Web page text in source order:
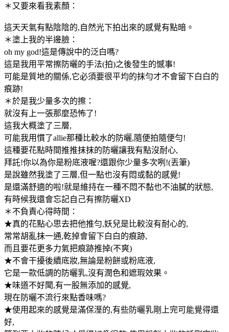
＊又要來看我素顏：
這天天氣有點陰陰的,自然光下拍出來的感覺有點暗。
＊塗上我的半邊臉：
oh my god!這是傳說中的泛白嗎?
這是我用平常擦防曬的手法(拍)之後發生的憾事!
可能是質地的關係,它必須要很平均的抹勻才不會留下白白的
痕跡!
＊於是我少量多次的擦：
就沒有上一張那麼恐怖了!
這我大概塗了三層,
可能我用慣了allie那種比較水的防曬,隨便拍隨便勻!
這種要花點時間推推抹抹的防曬讓我有點沒耐心,
拜託!你以為你是粉底液喔?還跟你少量多次咧!(丟筆)
是說雖然我塗了三層,但一點也沒有悶或黏的感覺!
是還滿舒適的啦!就是維持在一種不悶不黏也不油膩的狀態,
有時候我還會忘記自己有擦防曬XD
＊不負責心得時間：
★真的花點心思去把他推勻,妖兒是比較沒有耐心的,
常常胡亂抹一通,乾掉會留下白白的痕跡,
而且要花更多力氣把痕跡推掉(不爽)
★不會干擾後續底妝,無論是粉餅或粉底液,
它是一款低調的防曬乳,沒有潤色和遮瑕效果。
★味道不好聞,有一股無添加的感覺,
現在防曬不流行來點香味嗎?
★使用起來的感覺是滿保溼的,有些防曬乳剛上完可能覺得還
好,